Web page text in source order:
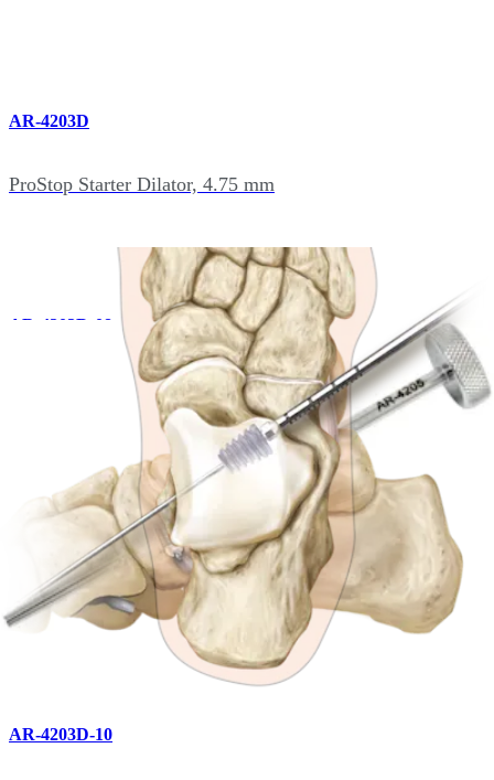
AR-4203D
ProStop Starter Dilator, 4.75 mm
AR-4203D-08
ProStop Dilator, 8 mm
AR-4203D-09
ProStop Dilator, 9 mm
AR-4203D-10